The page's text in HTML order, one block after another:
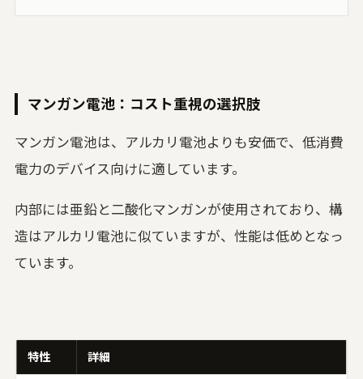
マンガン電池：コスト重視の選択肢
マンガン電池は、アルカリ電池よりも安価で、低消費
電力のデバイス向けに適しています。
内部には亜鉛と二酸化マンガンが使用されており、構
造はアルカリ電池に似ていますが、性能は低めとなっ
ています。
特性 詳細